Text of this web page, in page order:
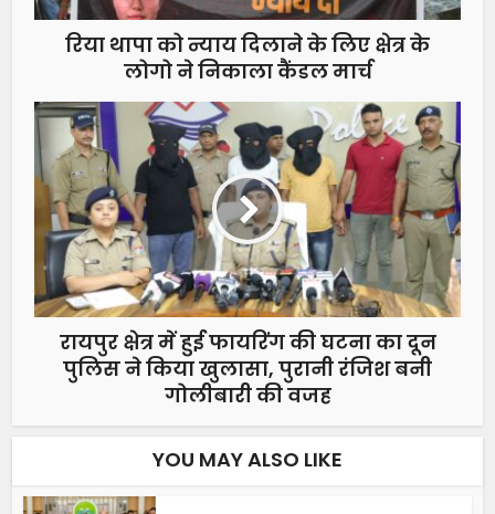
रिया थापा को न्याय दिलाने के लिए क्षेत्र के
लोगो ने निकाला कैंडल मार्च
रायपुर क्षेत्र में हुई फायरिंग की घटना का दून
पुलिस ने किया खुलासा, पुरानी रंजिश बनी
गोलीबारी की वजह
YOU MAY ALSO LIKE